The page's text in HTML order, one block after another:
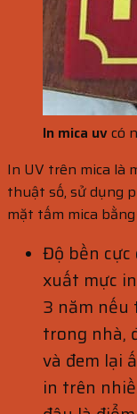
In mica uvcó
In UV trên mica là
thuật số, sử dụng
mặt tấm mica bằng
Độ bền cực
xuất mực
3 năm nếu
trong nhà,
và đem lại
in trên